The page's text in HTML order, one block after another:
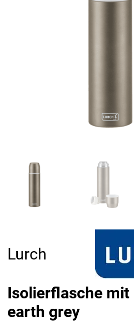
Lurch
Isolierflasche mit
earth grey